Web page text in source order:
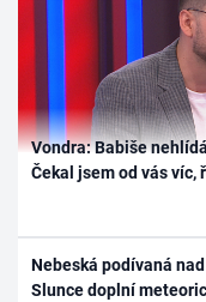
Vondra: Babiše
Čekal jsem od vás víc,
Nebeská podívaná
Slunce doplní